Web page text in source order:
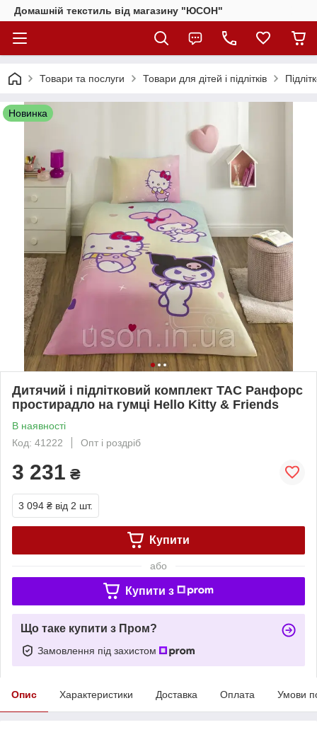
Домашній текстиль від магазину "ЮСОН"
Товари та послуги Товари для дітей і підлітків
Новинка
Дитячий і підлітковий комплект TAC Ранфорс
простирадло на гумці Hello Kitty & Friends
В наявності
Код: 41222
Опт і роздріб
3 231 ₴
3 094 ₴ від 2 шт.
Купити
або
Купити з
Що таке купити з Пром?
Замовлення під захистом
Опис Характеристики Доставка Оплата Умови